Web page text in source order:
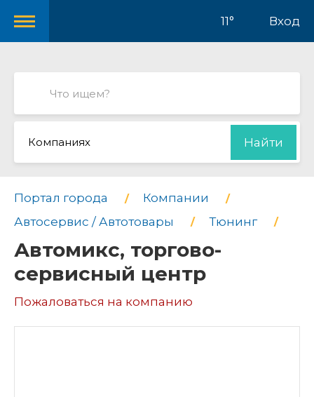
11° Вход
Компаниях Найти
Портал города
Компании
Автосервис / Автотовары
Тюнинг
Автомикс, торгово-
сервисный центр
Пожаловаться на компанию